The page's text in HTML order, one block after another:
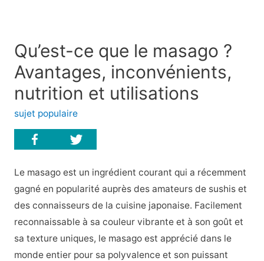
Qu’est-ce que le masago ?
Avantages, inconvénients,
nutrition et utilisations
sujet populaire
Le masago est un ingrédient courant qui a récemment
gagné en popularité auprès des amateurs de sushis et
des connaisseurs de la cuisine japonaise. Facilement
reconnaissable à sa couleur vibrante et à son goût et
sa texture uniques, le masago est apprécié dans le
monde entier pour sa polyvalence et son puissant